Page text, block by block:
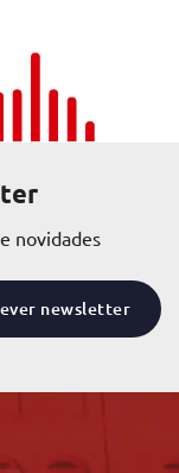
novidades
newsletter